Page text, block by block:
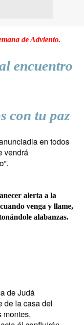
de Adviento.
encuentro
con tu paz
en todos
vendrá
alerta a la
venga y llame,
alabanzas.
de Judá
de la casa del
montes,